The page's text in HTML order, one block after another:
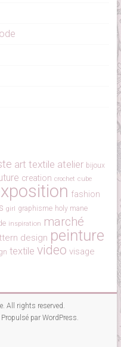
art textile atelier bijoux
creation crochet cube
fashion
girl graphisme holy mane
inspiration marché
design peinture
textile video visage
. All rights reserved.
par WordPress.